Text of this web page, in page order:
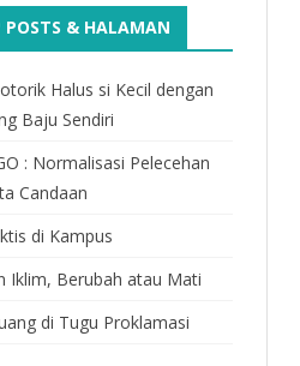
POSTS & HALAMAN
Halus si Kecil dengan
Baju Sendiri
: Normalisasi Pelecehan
Candaan
di Kampus
Iklim, Berubah atau Mati
di Tugu Proklamasi